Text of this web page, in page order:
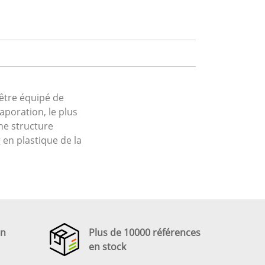
équipé de
le plus
structure
plastique de la
Plus de 10000 références
en stock